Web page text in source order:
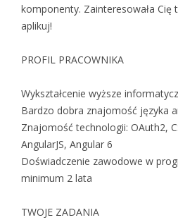
komponenty. Zainteresowała Cię
aplikuj!
PROFIL PRACOWNIKA
Wykształcenie wyższe
Bardzo dobra znajomość języka
Znajomość technologii: OAuth2,
AngularJS, Angular 6
Doświadczenie zawodowe w
minimum 2 lata
TWOJE ZADANIA